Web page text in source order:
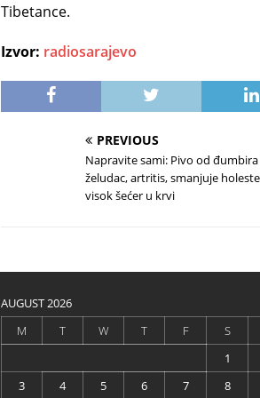
Tibetance.
Izvor: radiosarajevo
PREVIOUS
Napravite sami: Pivo od đumbira
želudac, artritis, smanjuje
visok šećer u krvi
AUGUST 2026
M
T W T F S
1
3
4 5 6 7 8